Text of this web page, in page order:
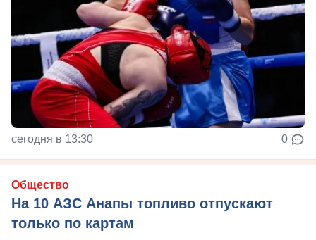
сегодня в 13:30 0
Общество
На 10 АЗС Анапы топливо отпускают
только по картам